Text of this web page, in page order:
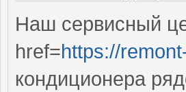
Наш сервисный
href=https://
кондиционера